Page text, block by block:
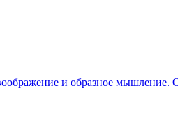
и образное мышление.